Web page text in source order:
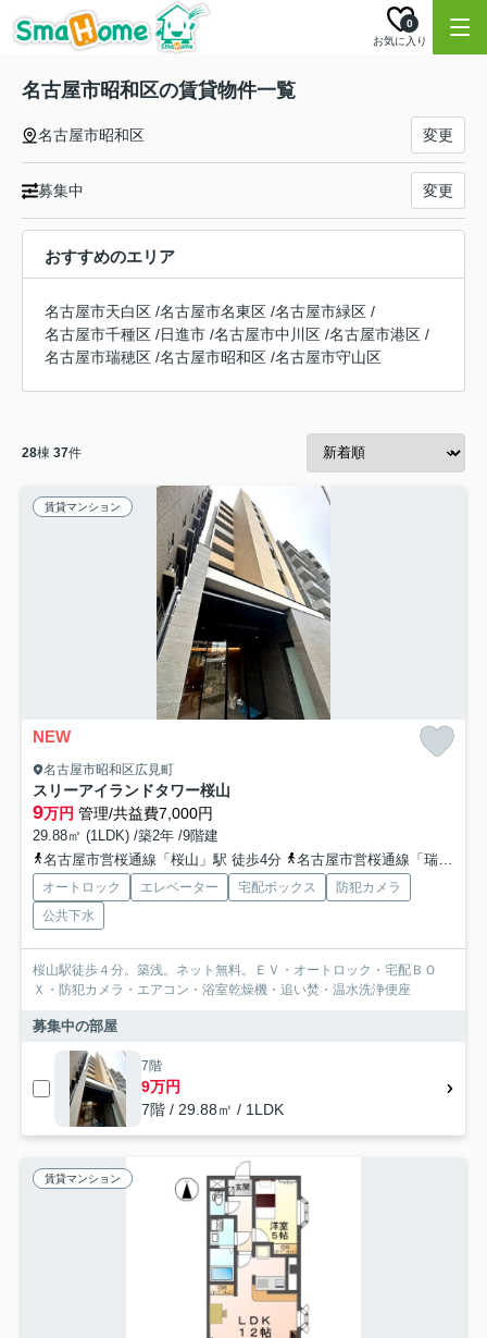
お気に入り
0
名古屋市昭和区の賃貸物件一覧
名古屋市昭和区 変更
募集中 変更
おすすめのエリア
名古屋市天白区 /名古屋市名東区 /名古屋市緑区 /
名古屋市千種区 /日進市 /名古屋市中川区 /名古屋市港区 /
名古屋市瑞穂区 /名古屋市昭和区 /名古屋市守山区
28棟 37件
賃貸マンション
NEW
名古屋市昭和区広見町
スリーアイランドタワー桜山
9万円 管理/共益費7,000円
29.88㎡ (1LDK) /築2年 /9階建
名古屋市営桜通線「桜山」駅 徒歩4分
名古屋市営桜通線「瑞穂区役所」駅 徒歩16分
オートロック エレベーター 宅配ボックス
防犯カメラ
公共下水
桜山駅徒歩４分。築浅。ネット無料。ＥＶ・オートロック・宅配ＢＯ
Ｘ・防犯カメラ・エアコン・浴室乾燥機・追い焚・温水洗浄便座
募集中の部屋
7階
9万円
7階 / 29.88㎡ / 1LDK
賃貸マンション